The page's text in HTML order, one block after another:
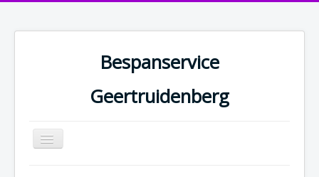
Bespanservice
Geertruidenberg
Toggle
Navigation